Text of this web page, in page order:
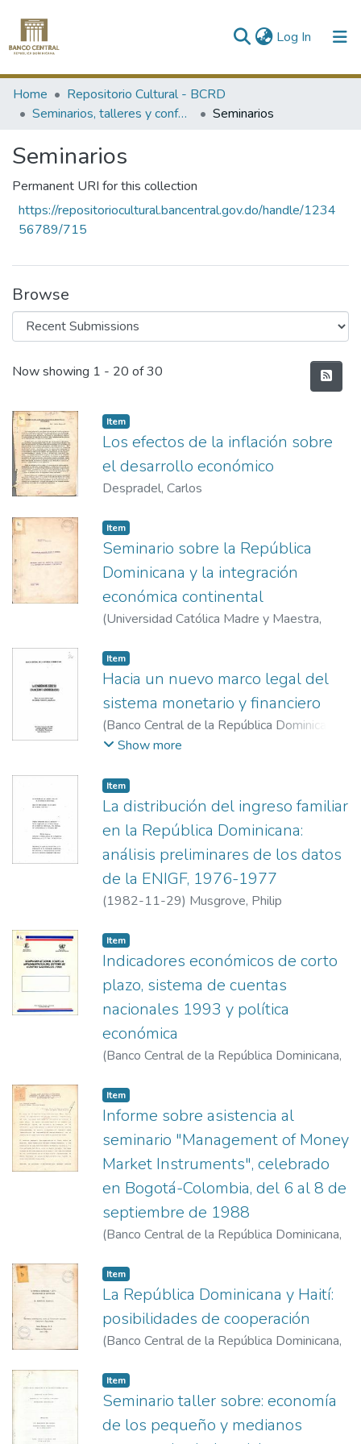
Log In (current)
Communities & Collections
All of DSpace
Statistics
Home
Repositorio Cultural - BCRD
Seminarios, talleres y conferencias
Seminarios
Seminarios
Permanent URI for this collection
https://repositoriocultural.bancentral.gov.do/handle/1234
56789/715
Browse
Recent Submissions
Now showing 1 - 20 of 30
Item
Los efectos de la inflación sobre
el desarrollo económico
Despradel, Carlos
Item
Seminario sobre la República
Dominicana y la integración
económica continental
(Universidad Católica Madre y Maestra,
Item
Hacia un nuevo marco legal del
sistema monetario y financiero
(Banco Central de la República Dominicana
2002-3-14)Banco Central de la República
Show more
Item
La distribución del ingreso familiar
en la República Dominicana:
análisis preliminares de los datos
de la ENIGF, 1976-1977
(1982-11-29) Musgrove, Philip
Item
Indicadores económicos de corto
plazo, sistema de cuentas
nacionales 1993 y política
económica
(Banco Central de la República Dominicana,
Item
Informe sobre asistencia al
seminario "Management of Money
Market Instruments", celebrado
en Bogotá-Colombia, del 6 al 8 de
septiembre de 1988
(Banco Central de la República Dominicana,
Item
La República Dominicana y Haití:
posibilidades de cooperación
(Banco Central de la República Dominicana,
Item
Seminario taller sobre: economía
de los pequeño y medianos